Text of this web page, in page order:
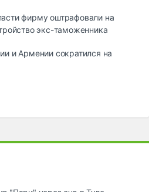
фирму оштрафовали на
экс-таможенника
и Армении сократился на